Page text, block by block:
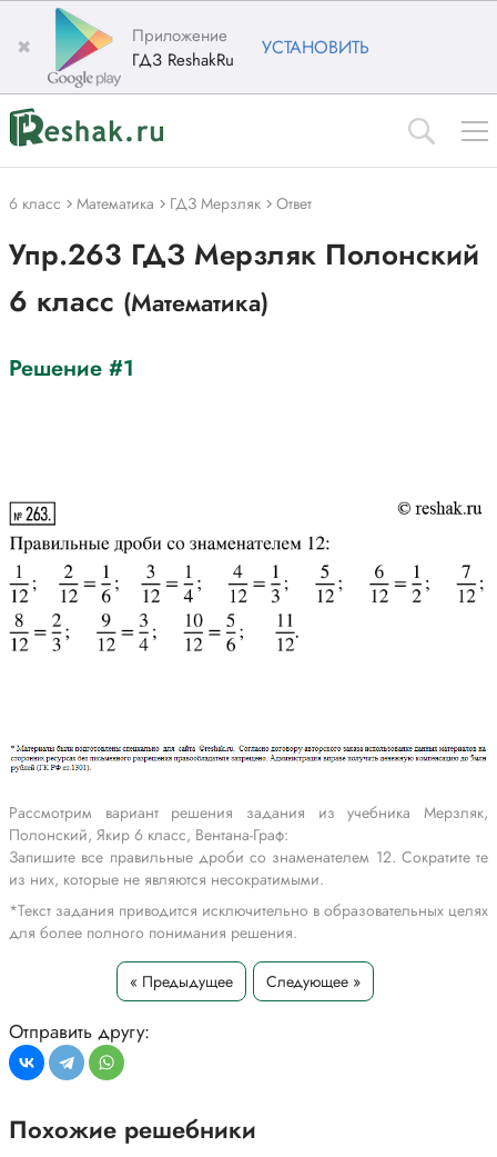
✖
Приложение
ГДЗ ReshakRu
УСТАНОВИТЬ
6 класс Математика ГДЗ Мерзляк Ответ
Упр.263 ГДЗ Мерзляк Полонский
6 класс (Математика)
Решение #1
Рассмотрим вариант решения задания из учебника Мерзляк,
Полонский, Якир 6 класс, Вентана-Граф:
Запишите все правильные дроби со знаменателем 12. Сократите те
из них, которые не являются несократимыми.
*Текст задания приводится исключительно в образовательных целях
для более полного понимания решения.
« Предыдущее Следующее »
Отправить другу:
Похожие решебники